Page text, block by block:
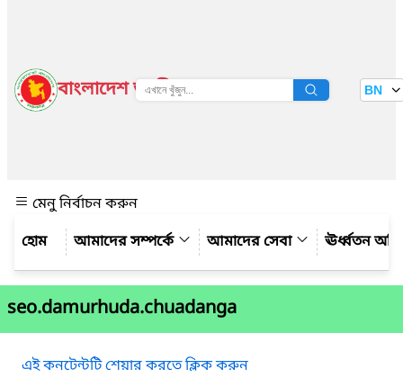
বাংলাদেশ জাতীয় তথ্য বাতায়ন BN
মেনু নির্বাচন করুন
আমাদের সম্পর্কে
আমাদের সেবা ঊর্ধ্বতন
seo.damurhuda.chuadanga
এই কনটেন্টটি শেয়ার করতে ক্লিক করুন